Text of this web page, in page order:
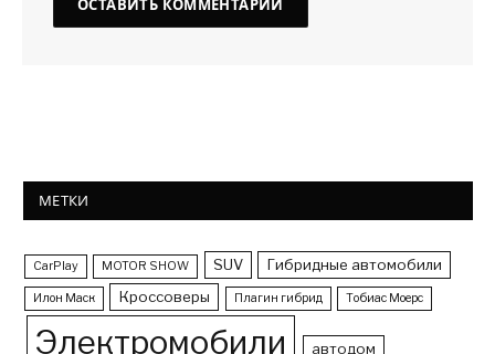
МЕТКИ
CarPlay MOTOR SHOW SUV Гибридные автомобили
Илон Маск Кроссоверы Плагин гибрид Тобиас Моерс
Электромобили автодом